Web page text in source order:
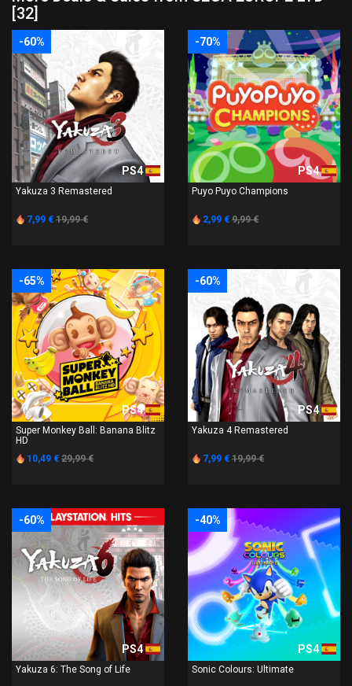
[32]
-60%
PS4
Yakuza 3 Remastered
7,99 € 19,99 €
-70%
PS4
Puyo Puyo Champions
2,99 € 9,99 €
-65%
PS4
Super Monkey Ball: Banana Blitz
HD
10,49 € 29,99 €
-60%
PS4
Yakuza 4 Remastered
7,99 € 19,99 €
-60%
PS4
Yakuza 6: The Song of Life
-40%
PS4
Sonic Colours: Ultimate